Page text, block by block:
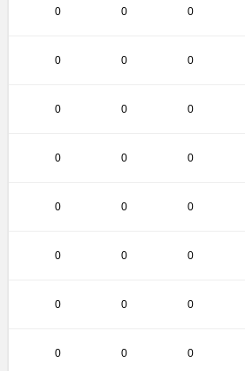
0
0
0
0
0
0
0
0
0
0
0
0
0
0
0
0
0
0
0
0
0
0
0
0